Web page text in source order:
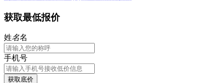
获取最低报价
姓名名
手机号
获取底价